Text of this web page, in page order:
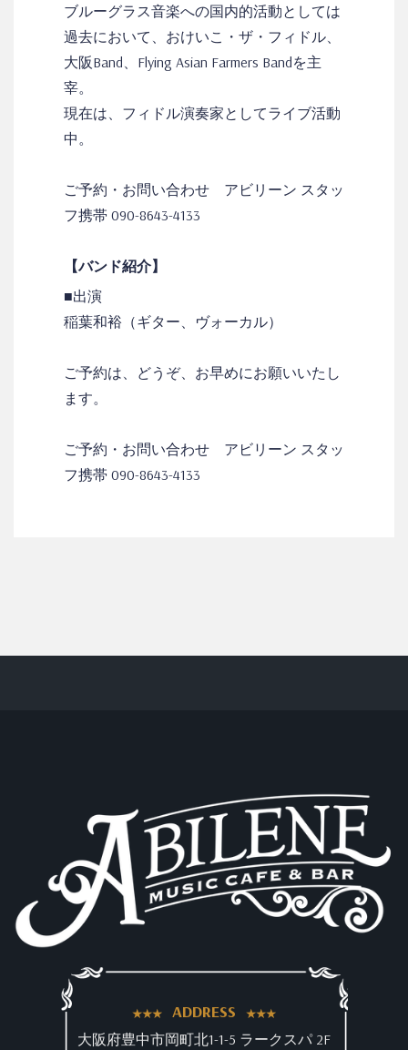
ブルーグラス音楽への国内的活動としては
過去において、おけいこ・ザ・フィドル、
大阪Band、Flying Asian Farmers Bandを主
宰。
現在は、フィドル演奏家としてライブ活動
中。
ご予約・お問い合わせ アビリーン スタッ
フ携帯 090-8643-4133
【バンド紹介】
■出演
稲葉和裕（ギター、ヴォーカル）
ご予約は、どうぞ、お早めにお願いいたし
ます。
ご予約・お問い合わせ アビリーン スタッ
フ携帯 090-8643-4133
ADDRESS
大阪府豊中市岡町北1-1-5 ラークスパ 2F